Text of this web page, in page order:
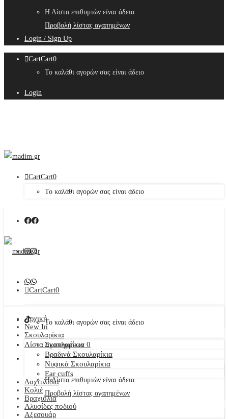
Η Λίστα επιθυμιών είναι άδεια
Προβολή λίστας αγαπημένων
Login / Sign Up
CartCart0
Το καλάθι αγορών σας είναι άδειο
Login
CartCart0
Το καλάθι αγορών σας είναι άδειο
CartCart0
Το καλάθι αγορών σας είναι άδειο
Λίστα αγαπημένων 0
Η Λίστα επιθυμιών είναι άδεια
Προβολή λίστας αγαπημένων
Αρχική
New In
Σκουλαρίκια
Σκουλαρίκια
Βραδινά Σκουλαρίκια
Νυφικά Σκουλαρίκια
Ear cuffs
Δαχτυλίδια
Κολιέ
Βραχιόλια
Αλυσίδες ποδιού
Αξεσουάρ